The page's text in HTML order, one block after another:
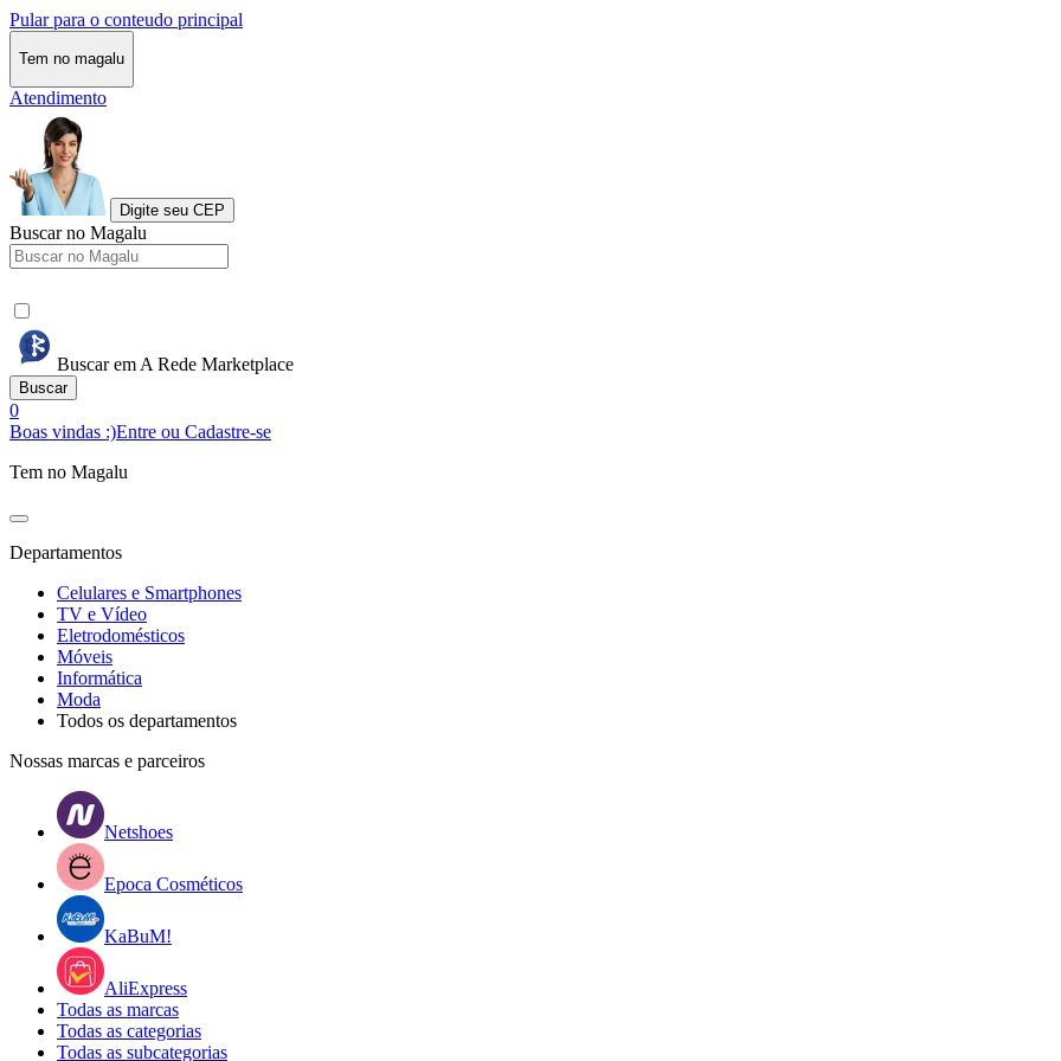
Pular para o conteudo principal
Tem no magalu
Atendimento
Digite seu CEP
Buscar no Magalu
Buscar em A Rede Marketplace
Buscar
0
Boas vindas :)Entre ou Cadastre-se
Tem no Magalu
Departamentos
Celulares e Smartphones
TV e Vídeo
Eletrodomésticos
Móveis
Informática
Moda
Todos os departamentos
Nossas marcas e parceiros
Netshoes
Epoca Cosméticos
KaBuM!
AliExpress
Todas as marcas
Todas as categorias
Todas as subcategorias